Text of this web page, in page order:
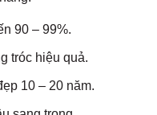
90 – 99%.
tróc hiệu quả.
10 – 20 năm.